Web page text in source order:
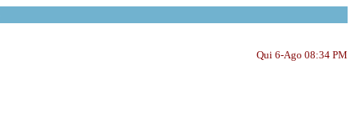
Qui 6-Ago 08:34 PM